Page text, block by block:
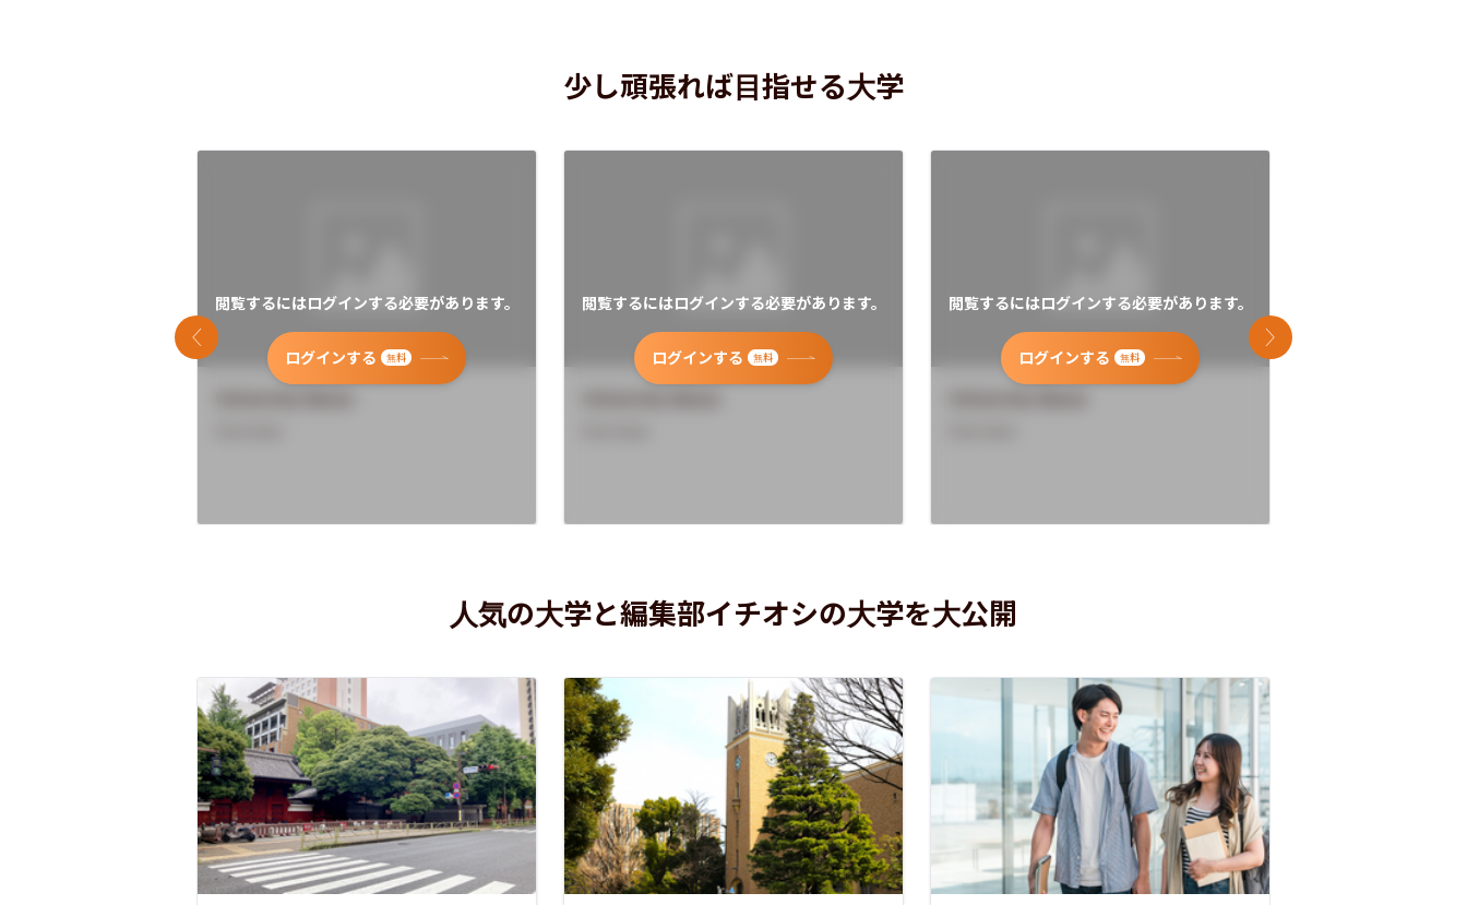
少し頑張れば目指せる大学
閲覧するにはログインする必要があります。
ログインする 無料
閲覧するにはログインする必要があります。
ログインする 無料
閲覧するにはログインする必要があります。
ログインする 無料
前のスライド 次のスライド
人気の大学と編集部イチオシの大学を大公開